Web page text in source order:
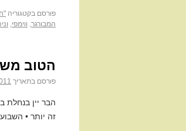
פורסם בקטגוריה
המבורגר, ווימפי,
הטוב
פורסם בתאריך
הבר יין בנחלת
זה יותר •